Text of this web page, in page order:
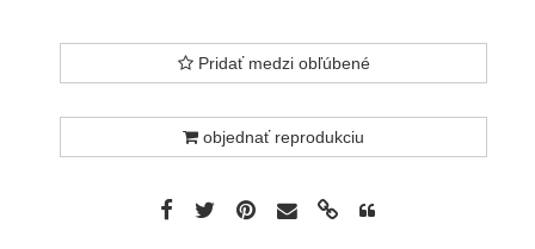
Pridať medzi obľúbené
objednať reprodukciu